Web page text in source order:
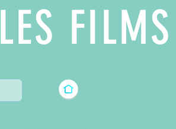
LES FILMS